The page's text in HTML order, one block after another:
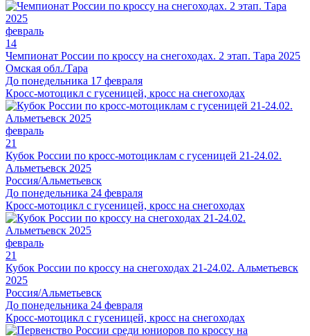
февраль
14
Чемпионат России по кроссу на снегоходах. 2 этап. Тара 2025
Омская обл./Тара
До понедельника 17 февраля
Кросс-мотоцикл с гусеницей, кросс на снегоходах
февраль
21
Кубок России по кросс-мотоциклам с гусеницей 21-24.02.
Альметьевск 2025
Россия/Альметьевск
До понедельника 24 февраля
Кросс-мотоцикл с гусеницей, кросс на снегоходах
февраль
21
Кубок России по кроссу на снегоходах 21-24.02. Альметьевск
2025
Россия/Альметьевск
До понедельника 24 февраля
Кросс-мотоцикл с гусеницей, кросс на снегоходах